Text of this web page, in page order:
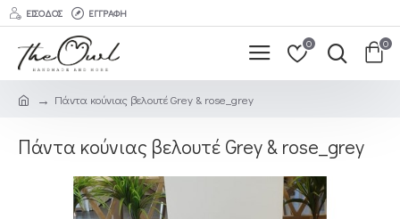
ΕΊΣΟΔΟΣ ΕΓΓΡΑΦΉ
0 0
Πάντα κούνιας βελουτέ Grey & rose_grey
Πάντα κούνιας βελουτέ Grey & rose_grey